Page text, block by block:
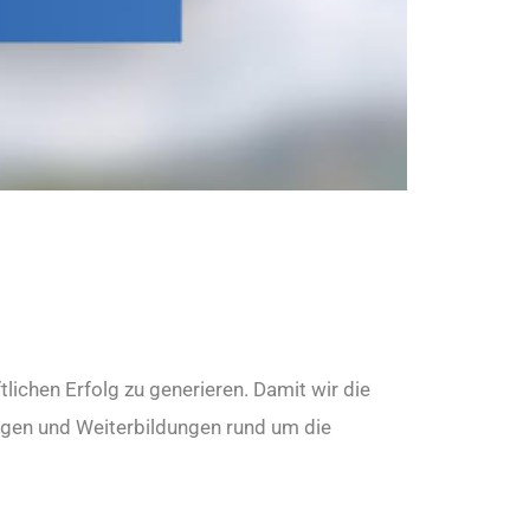
Erfolg zu generieren. Damit wir die
und Weiterbildungen rund um die